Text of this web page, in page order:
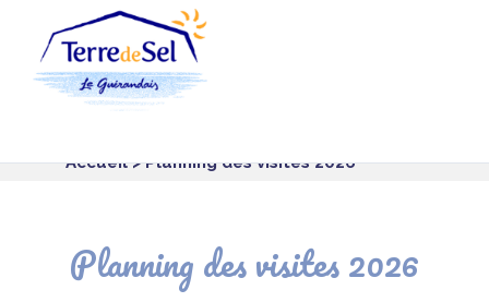
Accueil> Planning des visites 2026
Planning des visites 2026
Panneau de gestion des cookies